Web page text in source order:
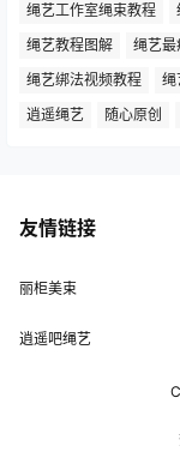
绳艺工作室绳束教程
绳艺教程图解
绳艺最
绳艺绑法视频教程
绳
逍遥绳艺
随心原创
友情链接
丽柜美束
逍遥吧绳艺